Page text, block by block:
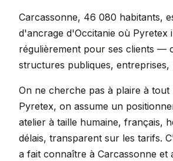
Carcassonne, 46 080 habitants,
d'ancrage d'Occitanie où Pyretex
régulièrement pour ses clients —
structures publiques, entreprises,
On ne cherche pas à plaire à tout
Pyretex, on assume un
atelier à taille humaine, français,
délais, transparent sur les tarifs.
a fait connaître à Carcassonne et